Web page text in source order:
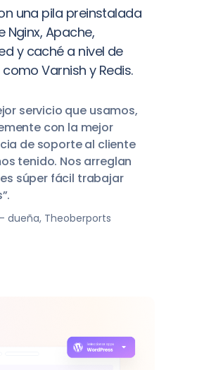
una pila preinstalada
Nginx, Apache,
y caché a nivel de
Varnish y Redis.
servicio que usamos,
con la mejor
de soporte al cliente
tenido. Nos arreglan
súper fácil trabajar
– dueña, Theoberports